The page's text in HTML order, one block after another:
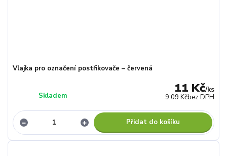
Vlajka pro označení postřikovače – červená
11 Kč/ks
9,09 Kčbez DPH
Skladem
Přidat do košíku